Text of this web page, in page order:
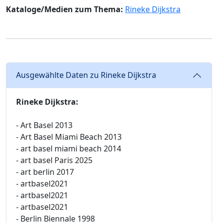
Kataloge/Medien zum Thema: Rineke Dijkstra
Ausgewählte Daten zu Rineke Dijkstra
Rineke Dijkstra:
- Art Basel 2013
- Art Basel Miami Beach 2013
- art basel miami beach 2014
- art basel Paris 2025
- art berlin 2017
- artbasel2021
- artbasel2021
- artbasel2021
- Berlin Biennale 1998